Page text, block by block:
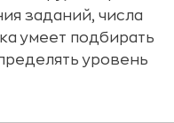
заданий, числа
умеет подбирать
уровень